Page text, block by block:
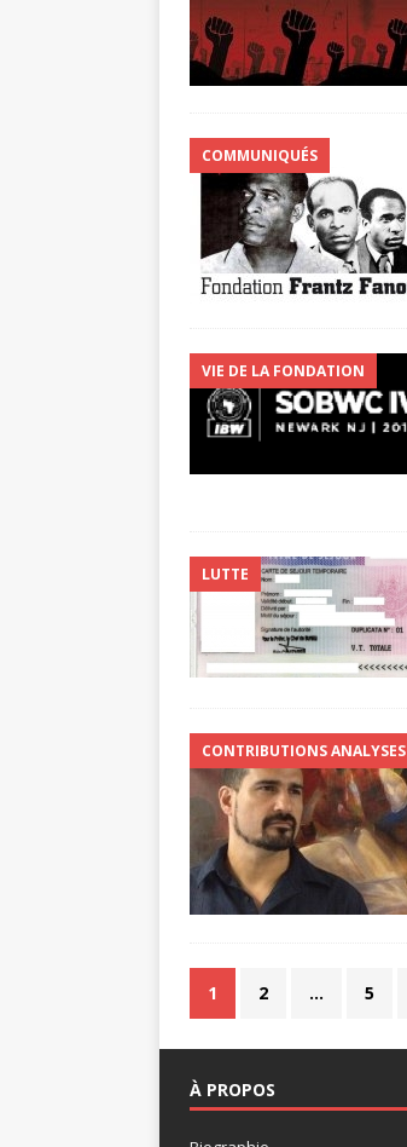
COMMUNIQUÉS
VIE DE LA FONDATION
LUTTE
CONTRIBUTIONS ANALYSES
1 2 … 5
À PROPOS